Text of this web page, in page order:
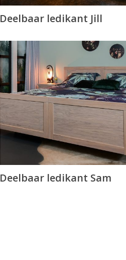
Deelbaar ledikant Jill
Deelbaar ledikant Sam